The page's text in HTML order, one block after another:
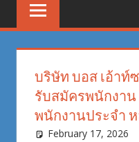
สนเทศ
และ
อาชีพ
มหาวิทยาลัย
สวนดุสิต
บริษัท บอส เอ้าท์
รับสมัครพนักงาน
พนักงานประจำ
February 17, 2026